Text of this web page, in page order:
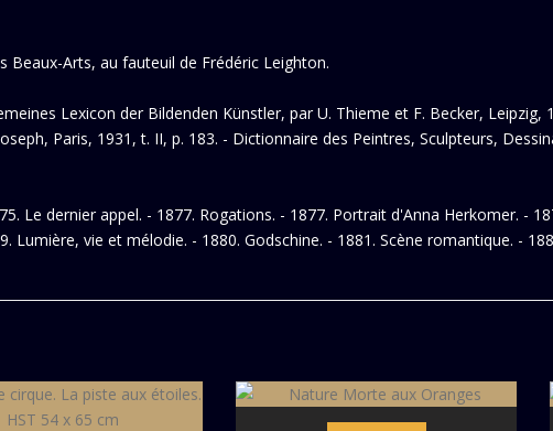
Beaux-Arts, au fauteuil de Frédéric Leighton.
Lexicon der Bildenden Künstler, par U. Thieme et F. Becker, Leipzig,
Paris, 1931, t. II, p. 183. - Dictionnaire des Peintres, Sculpteurs,
Le dernier appel. - 1877. Rogations. - 1877. Portrait d'Anna Herkomer. -
Lumière, vie et mélodie. - 1880. Godschine. - 1881. Scène romantique. -